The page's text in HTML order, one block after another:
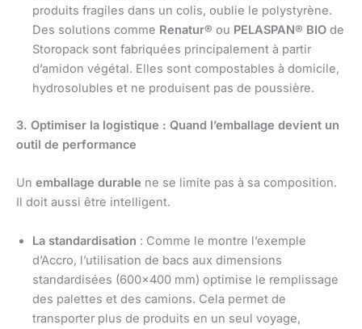
produits fragiles dans un colis, oublie le polystyrène.
Des solutions comme Renatur® ou PELASPAN® BIO de
Storopack sont fabriquées principalement à partir
d’amidon végétal. Elles sont compostables à domicile,
hydrosolubles et ne produisent pas de poussière.
3. Optimiser la logistique : Quand l’emballage devient un
outil de performance
Un emballage durable ne se limite pas à sa composition.
Il doit aussi être intelligent.
La standardisation : Comme le montre l’exemple
d’Accro, l’utilisation de bacs aux dimensions
standardisées (600×400 mm) optimise le remplissage
des palettes et des camions. Cela permet de
transporter plus de produits en un seul voyage,